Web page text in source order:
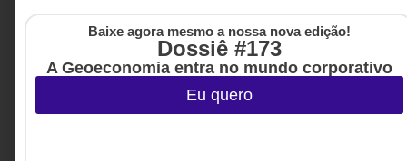
LIDERANÇA 27 DE JUNHO DE 2026 08H00
Baixe agora mesmo a nossa nova edição!
Dossiê #173
A Geoeconomia entra no mundo corporativo
Eu quero